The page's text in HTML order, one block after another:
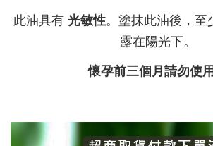
此油具有 光敏性。塗抹此油後，至
露在陽光下。
懷孕前三個月請勿使用